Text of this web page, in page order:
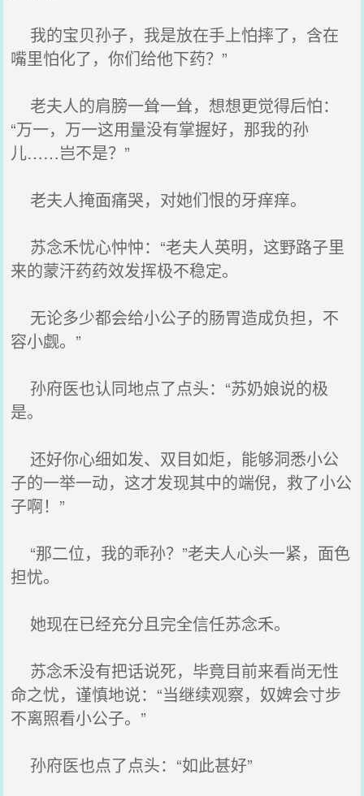
我的宝贝孙子，我是放在手上怕摔了，含在
嘴里怕化了，你们给他下药？”
老夫人的肩膀一耸一耸，想想更觉得后怕：
“万一，万一这用量没有掌握好，那我的孙
儿……岂不是？”
老夫人掩面痛哭，对她们恨的牙痒痒。
苏念禾忧心忡忡：“老夫人英明，这野路子里
来的蒙汗药药效发挥极不稳定。
无论多少都会给小公子的肠胃造成负担，不
容小觑。”
孙府医也认同地点了点头：“苏奶娘说的极
是。
还好你心细如发、双目如炬，能够洞悉小公
子的一举一动，这才发现其中的端倪，救了小公
子啊！”
“那二位，我的乖孙？”老夫人心头一紧，面色
担忧。
她现在已经充分且完全信任苏念禾。
苏念禾没有把话说死，毕竟目前来看尚无性
命之忧，谨慎地说：“当继续观察，奴婢会寸步
不离照看小公子。”
孙府医也点了点头：“如此甚好”